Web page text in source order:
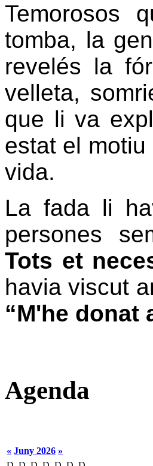
Temorosos
tomba, la
revelés la
velleta,
que li va
estat el
vida.
La fada li
persones
Tots et
havia viscut
“M'he donat
Agenda
« Juny 2026 »